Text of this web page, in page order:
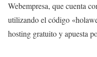
Webempresa, que cuenta
utilizando el código
hosting gratuito y apuesta